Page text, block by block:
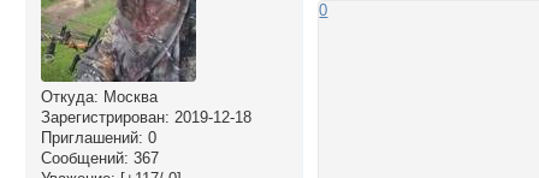
Откуда: Москва
Зарегистрирован: 2019-12-18
Приглашений: 0
Сообщений: 367
0